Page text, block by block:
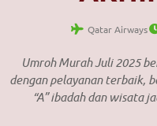
Qatar Airways
Umroh Murah Juli 2025
dengan pelayanan terbaik,
“A” ibadah dan wisata